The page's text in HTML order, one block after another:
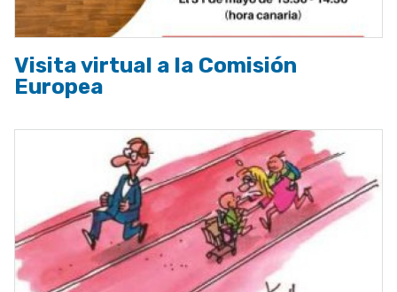
Visita virtual a la Comisión
Europea